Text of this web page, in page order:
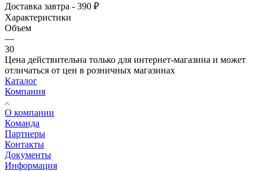
Доставка завтра - 390 ₽
Характеристики
Объем
—
30
Цена действительна только для интернет-магазина и может
отличаться от цен в розничных магазинах
Каталог
Компания
О компании
Команда
Партнеры
Контакты
Документы
Информация